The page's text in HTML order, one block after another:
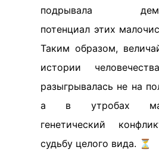
подрывала
потенциал этих
Таким образом,
истории
разыгрывалась не на
а в утробах
генетический
судьбу целого вида. ⏳